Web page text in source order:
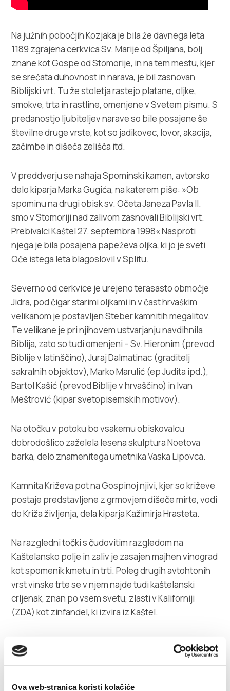
Ova web-stranica koristi kolačiće
Na južnih pobočjih Kozjaka je bila že davnega leta
1189 zgrajena cerkvica Sv. Marije od Špiljana, bolj
znane kot Gospe od Stomorije, in na tem mestu, kjer
se srečata duhovnost in narava, je bil zasnovan
Biblijski vrt. Tu že stoletja rastejo platane, oljke,
smokve, trta in rastline, omenjene v Svetem pismu. S
predanostjo ljubiteljev narave so bile posajene še
številne druge vrste, kot so jadikovec, lovor, akacija,
začimbe in dišeča zelišča itd.
V preddverju se nahaja Spominski kamen, avtorsko
delo kiparja Marka Gugića, na katerem piše: »Ob
spominu na drugi obisk sv. Očeta Janeza Pavla II.
smo v Stomoriji nad zalivom zasnovali Biblijski vrt.
Prebivalci Kaštel 27. septembra 1998« Nasproti
njega je bila posajena papeževa oljka, ki jo je sveti
Oče istega leta blagoslovil v Splitu.
Severno od cerkvice je urejeno terasasto območje
Jidra, pod čigar starimi oljkami in v čast hrvaškim
velikanom je postavljen Steber kamnitih megalitov.
Te velikane je pri njihovem ustvarjanju navdihnila
Biblija, zato so tudi omenjeni – Sv. Hieronim (prevod
Biblije v latinščino), Juraj Dalmatinac (graditelj
sakralnih objektov), Marko Marulić (ep Judita ipd.),
Bartol Kašić (prevod Biblije v hrvaščino) in Ivan
Meštrović (kipar svetopisemskih motivov).
Na otočku v potoku bo vsakemu obiskovalcu
dobrodošlico zaželela lesena skulptura Noetova
barka, delo znamenitega umetnika Vaska Lipovca.
Kamnita Križeva pot na Gospinoj njivi, kjer so križeve
postaje predstavljene z grmovjem dišeče mirte, vodi
do Križa življenja, dela kiparja Kažimirja Hrasteta.
Na razgledni točki s čudovitim razgledom na
Kaštelansko polje in zaliv je zasajen majhen vinograd
kot spomenik kmetu in trti. Poleg drugih avtohtonih
vrst vinske trte se v njem najde tudi kaštelanski
crljenak, znan po vsem svetu, zlasti v Kaliforniji
(ZDA) kot zinfandel, ki izvira iz Kaštel.
Zahvaljujoč prizadevanjem Mestne uprave, ki
prenavlja mestne parke, in združenj prebivalcev
Kaštel, ki si prizadevajo uskladiti življenjske potrebe
in ohraniti okolje, je mesto Kaštela v letu 2003 prejelo